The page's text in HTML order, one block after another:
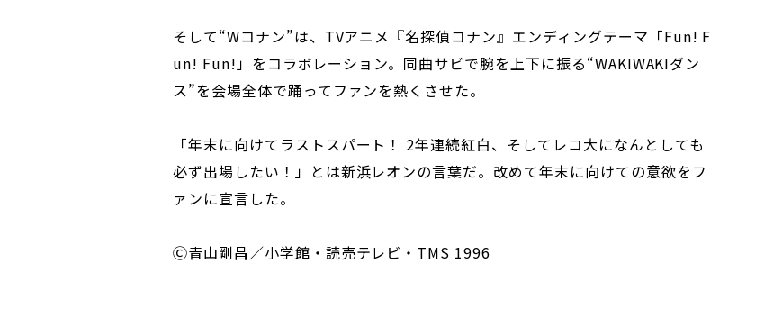
そして“Wコナン”は、TVアニメ『名探偵コナン』エンディングテーマ「Fun! F
un! Fun!」をコラボレーション。同曲サビで腕を上下に振る“WAKIWAKIダン
ス”を会場全体で踊ってファンを熱くさせた。
「年末に向けてラストスパート！ 2年連続紅白、そしてレコ大になんとしても
必ず出場したい！」とは新浜レオンの言葉だ。改めて年末に向けての意欲をフ
ァンに宣言した。
Ⓒ青山剛昌／小学館・読売テレビ・TMS 1996